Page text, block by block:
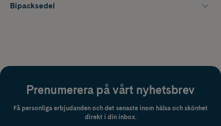
Bipacksedel
Prenumerera på vårt nyhetsbrev
Få personliga erbjudanden och det senaste inom hälsa och skönhet
direkt i din inbox.